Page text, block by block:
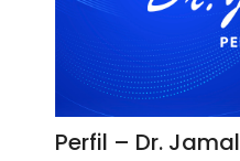
Perfil – Dr. Jamal